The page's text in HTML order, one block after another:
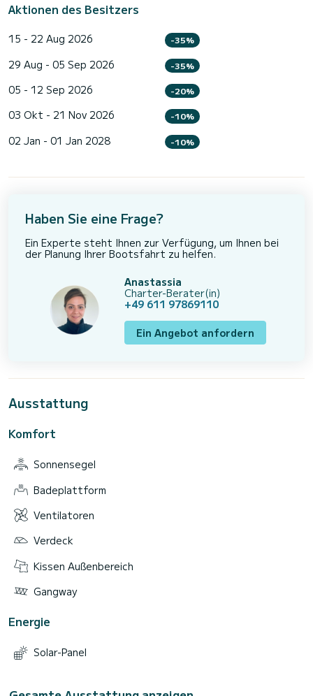
Aktionen des Besitzers
15 - 22 Aug 2026 -35%
29 Aug - 05 Sep 2026 -35%
05 - 12 Sep 2026 -20%
03 Okt - 21 Nov 2026 -10%
02 Jan - 01 Jan 2028 -10%
Haben Sie eine Frage?
Ein Experte steht Ihnen zur Verfügung, um Ihnen bei
der Planung Ihrer Bootsfahrt zu helfen.
Anastassia
Charter-Berater(in)
+49 611 97869110
Ein Angebot anfordern
Ausstattung
Komfort
Sonnensegel
Badeplattform
Ventilatoren
Verdeck
Kissen Außenbereich
Gangway
Energie
Solar-Panel